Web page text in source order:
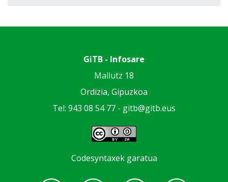
GiTB - Infosare
Mallutz 18
Ordizia, Gipuzkoa
Tel: 943 08 54 77 - gitb@gitb.eus
Codesyntaxek garatua